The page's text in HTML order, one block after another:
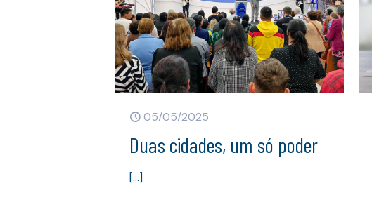
05/05/2025
Duas cidades, um só poder
[…]